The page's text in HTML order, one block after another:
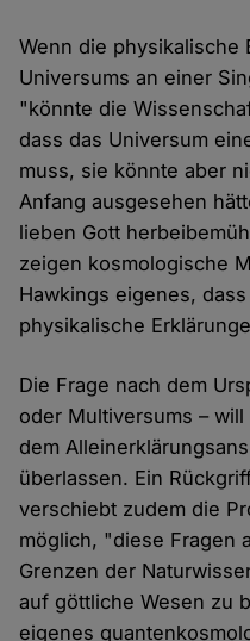
Wenn die physikalische
Universums an einer
"könnte die
dass das Universum
muss, sie könnte aber
Anfang ausgesehen
lieben Gott
zeigen kosmologische
Hawkings eigenes,
physikalische
Die Frage nach dem
oder Multiversums –
dem
überlassen. Ein
verschiebt zudem die
möglich, "diese Fragen
Grenzen der
auf göttliche Wesen zu
eigenes